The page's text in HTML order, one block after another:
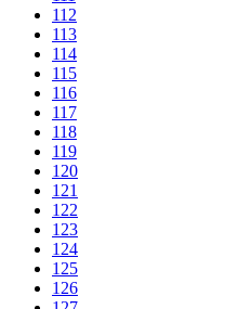
112
113
114
115
116
117
118
119
120
121
122
123
124
125
126